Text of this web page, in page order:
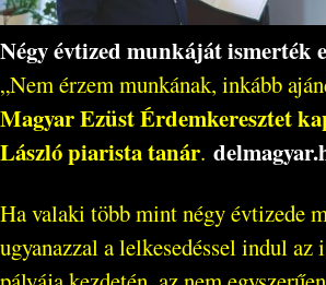
Négy évtized munkáját ismerték
„Nem érzem munkának, inkább
Magyar Ezüst Érdemkeresztet
László piarista tanár.
Ha valaki több mint négy évtizede
ugyanazzal a lelkesedéssel indul az